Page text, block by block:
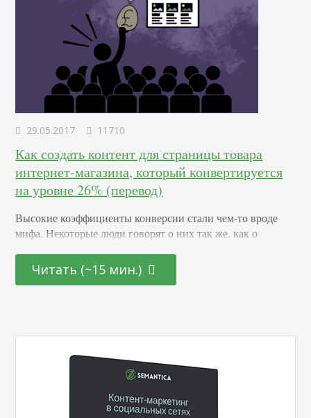
29.05.2017 11710
Как создать контент для страницы товара
интернет-магазина, который конвертируется
на уровне 26% (перевод)
Высокие коэффициенты конверсии стали чем-то вроде
мифа. Некоторые люди говорят о них так же, как о
нет, это просто вымысел. Другие говорят, что только
немногочисленная элита пожинает плоды превращения
Читать (~15 мин.)